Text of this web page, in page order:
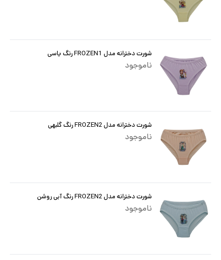
شورت دخترانه مدل FROZEN1 رنگ یاسی
ناموجود
شورت دخترانه مدل FROZEN2 رنگ گلبهی
ناموجود
شورت دخترانه مدل FROZEN2 رنگ آبی روشن
ناموجود